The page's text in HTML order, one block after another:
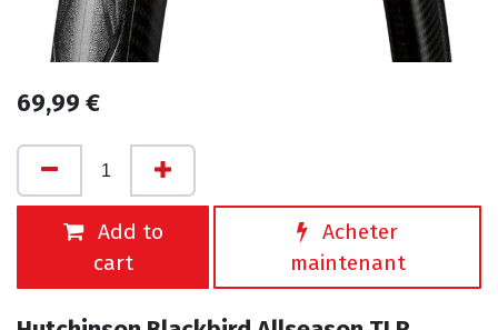
69,99 €
Add to
cart
Acheter
maintenant